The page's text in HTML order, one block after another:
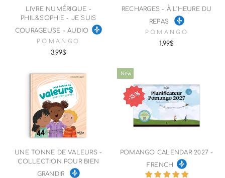
LIVRE NUMÉRIQUE -
PHIL&SOPHIE - JE SUIS
COURAGEUSE - AUDIO
POMANGO
3.99$
RECHARGES - À L'HEURE DU
REPAS
POMANGO
1.99$
UNE TONNE DE VALEURS -
COLLECTION POUR BIEN
GRANDIR
15%
New
POMANGO CALENDAR 2027 -
FRENCH